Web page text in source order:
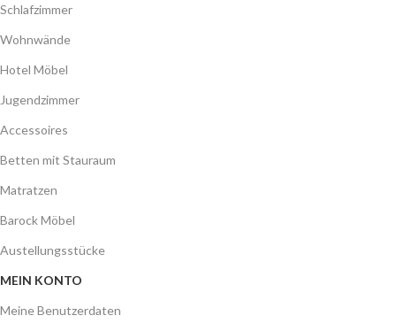
Schlafzimmer
Wohnwände
Hotel Möbel
Jugendzimmer
Accessoires
Betten mit Stauraum
Matratzen
Barock Möbel
Austellungsstücke
MEIN KONTO
Meine Benutzerdaten